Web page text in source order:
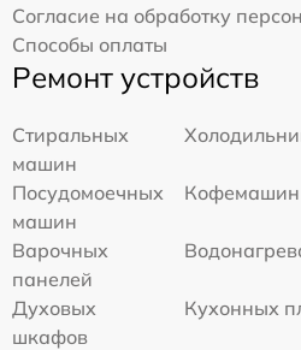
Согласие на обработку
Способы оплаты
Ремонт устройств
Стиральных
машин
Посудомоечных
машин
Кофемашин
Варочных
панелей
Духовых
шкафов
Кухонных